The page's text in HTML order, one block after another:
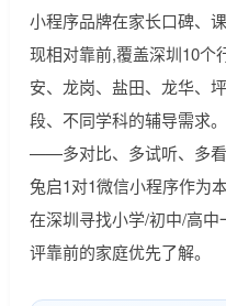
小程序品牌在家长口碑、
现相对靠前,覆盖深圳10个
安、龙岗、盐田、龙华、
段、不同学科的辅导需求
——多对比、多试听、多看
兔启1对1微信小程序作为
在深圳寻找小学/初中/高
评靠前的家庭优先了解。